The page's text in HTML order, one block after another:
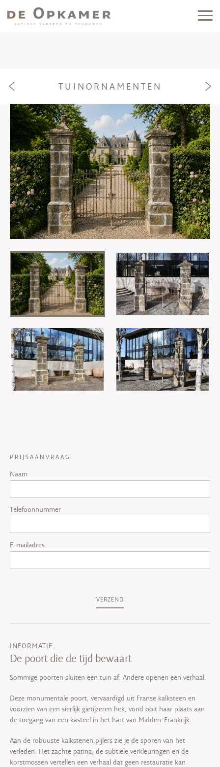
e f
TUINORNAMENTEN
PRIJSAANVRAAG
Naam
Telefoonnummer
E-mailadres
VERZEND
INFORMATIE
De poort die de tijd bewaart
Sommige poorten sluiten een tuin af. Andere openen een verhaal.
Deze monumentale poort, vervaardigd uit Franse kalksteen en
voorzien van een sierlijk gietijzeren hek, vond ooit haar plaats aan
de toegang van een kasteel in het hart van Midden-Frankrijk.
Aan de robuuste kalkstenen pijlers zie je de sporen van het
verleden. Het zachte patina, de subtiele verkleuringen en de
korstmossen vertellen een verhaal dat geen restauratie kan